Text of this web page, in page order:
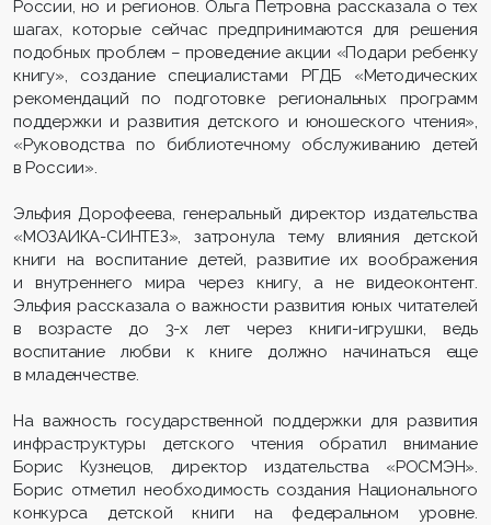
России, но и регионов. Ольга Петровна рассказала о тех
шагах, которые сейчас предпринимаются для решения
подобных проблем – проведение акции «Подари ребенку
книгу», создание специалистами РГДБ «Методических
рекомендаций по подготовке региональных программ
поддержки и развития детского и юношеского чтения»,
«Руководства по библиотечному обслуживанию детей
в России».
Эльфия Дорофеева, генеральный директор издательства
«МОЗАИКА-СИНТЕЗ», затронула тему влияния детской
книги на воспитание детей, развитие их воображения
и внутреннего мира через книгу, а не видеоконтент.
Эльфия рассказала о важности развития юных читателей
в возрасте до 3-х лет через книги-игрушки, ведь
воспитание любви к книге должно начинаться еще
в младенчестве.
На важность государственной поддержки для развития
инфраструктуры детского чтения обратил внимание
Борис Кузнецов, директор издательства «РОСМЭН».
Борис отметил необходимость создания Национального
конкурса детской книги на федеральном уровне.